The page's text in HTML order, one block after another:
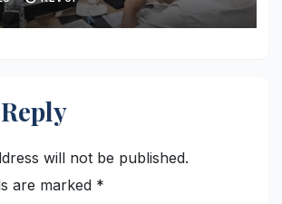
will not be published.
are marked *